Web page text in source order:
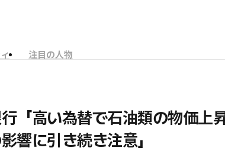
注目の人物
「高い為替で石油類の物価上
響に引き続き注意」